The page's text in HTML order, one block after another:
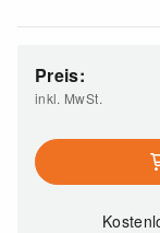
Preis:
inkl. MwSt.